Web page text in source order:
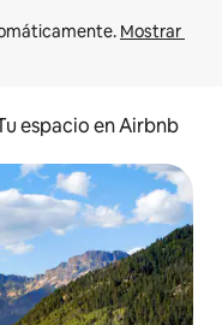
Mostrar
espacio en Airbnb